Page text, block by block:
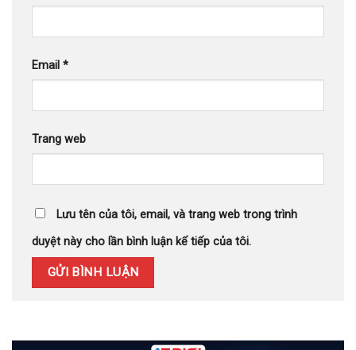
Email *
Trang web
Lưu tên của tôi, email, và trang web trong trình
duyệt này cho lần bình luận kế tiếp của tôi.